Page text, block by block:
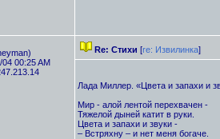
04 00:25 AM
Re: Стихи [re: Извилинка]
Лада Миллер. «Цвета и запахи и
Мир - алой лентой перехвачен -
Тяжелой дыней катит в руки.
Цвета и запахи и звуки -
– Встряхну – и нет меня богаче.